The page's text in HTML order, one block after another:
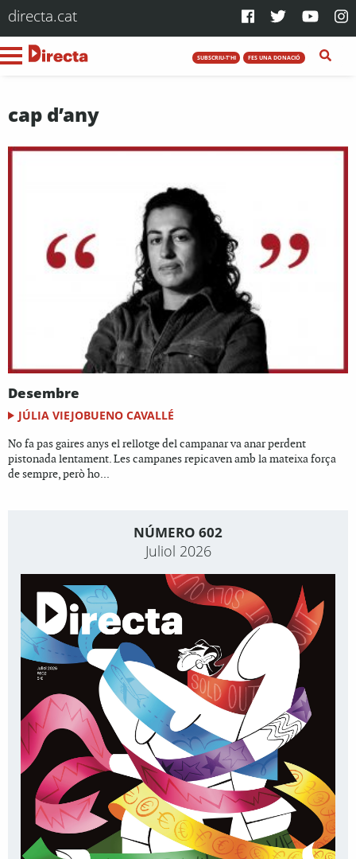
directa.cat
SUBSCRIU-T'HI FES UNA DONACIÓ
cap d’any
Desembre
JÚLIA VIEJOBUENO CAVALLÉ
No fa pas gaires anys el rellotge del campanar va anar perdent
pistonada lentament. Les campanes repicaven amb la mateixa força
de sempre, però ho...
NÚMERO 602
Juliol 2026